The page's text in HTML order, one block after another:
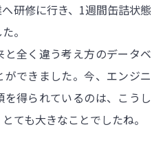
研修に行き、1週間缶詰状態
。
と全く違う考え方のデータベ
できました。今、エンジニ
得られているのは、こうし
ても大きなことでしたね。